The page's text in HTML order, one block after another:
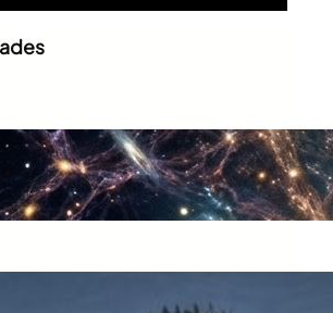
Què és la supraconsciència?
juny 30, 2026
El preu d’un error còsmic